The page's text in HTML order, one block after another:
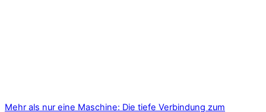
Mehr als nur eine Maschine: Die tiefe Verbindung zum